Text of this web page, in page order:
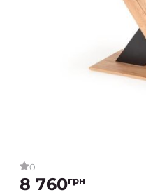
0
8 760грн